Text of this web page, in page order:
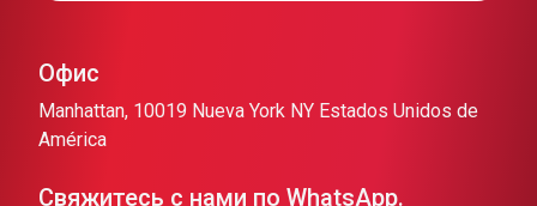
Офис
Manhattan, 10019 Nueva York NY Estados Unidos de
América
Свяжитесь с нами по WhatsApp.